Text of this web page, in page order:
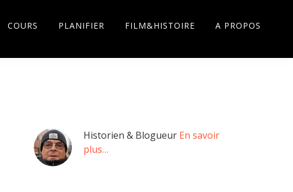
COURS PLANIFIER FILM&HISTOIRE A PROPOS
Barre
latérale
Historien & Blogueur En savoir
plus…